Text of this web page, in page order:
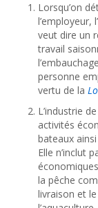
Lorsqu’on
l’employeur,
veut dire un
travail
personne
vertu de la
L’industrie
activités
bateaux
Elle n’inclut
la pêche
livraison et